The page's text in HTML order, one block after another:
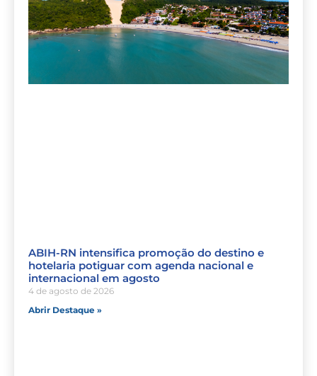
ABIH-RN intensifica promoção do destino e
hotelaria potiguar com agenda nacional e
internacional em agosto
4 de agosto de 2026
Abrir Destaque »